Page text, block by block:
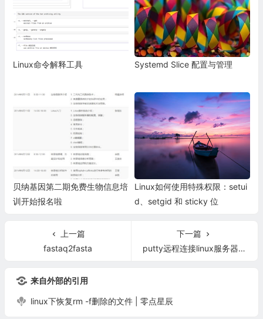
Linux命令解释工具 Systemd Slice 配置与管理
贝纳基因第二期免费生物信息培
训开始报名啦
Linux如何使用特殊权限：setui
d、setgid 和 sticky 位
上一篇
fastaq2fasta
下一篇
putty远程连接linux服务器中文乱码解决
来自外部的引用
linux下恢复rm -f删除的文件 | 零点星辰